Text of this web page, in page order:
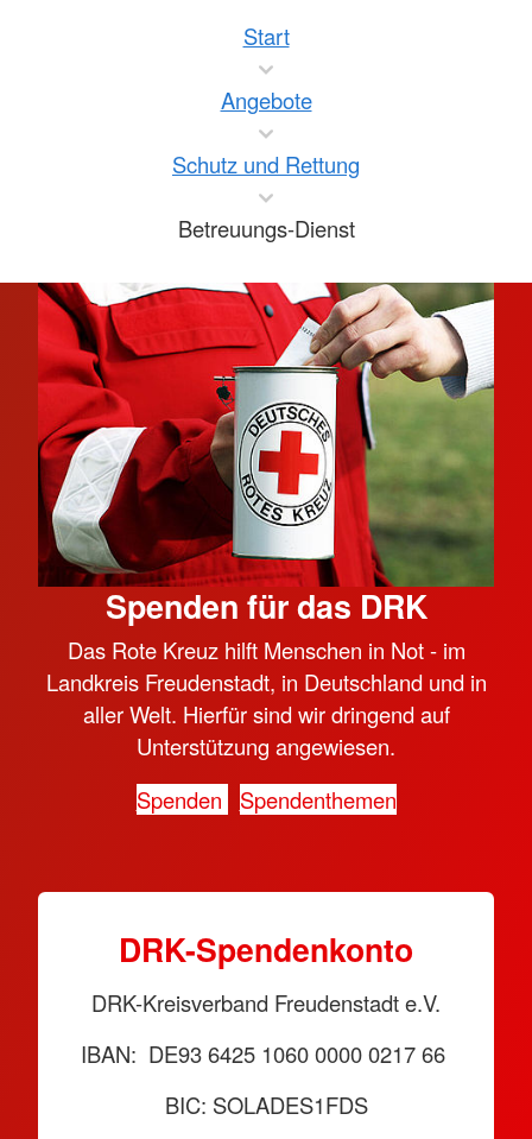
Start
Angebote
Schutz und Rettung
Betreuungs-Dienst
Spenden für das DRK
Das Rote Kreuz hilft Menschen in Not - im
Landkreis Freudenstadt, in Deutschland und in
aller Welt. Hierfür sind wir dringend auf
Unterstützung angewiesen.
Spenden
Spendenthemen
DRK-Spendenkonto
DRK-Kreisverband Freudenstadt e.V.
IBAN: DE93 6425 1060 0000 0217 66
BIC: SOLADES1FDS